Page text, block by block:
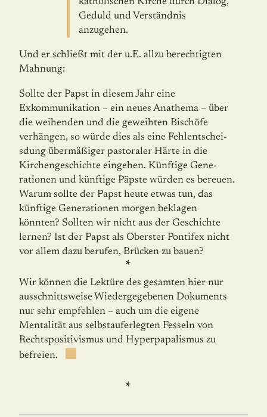
Geduld und Verständnis
anzugehen.
Und er schließt mit der u.E. allzu berechtigten
Mahnung:
Sollte der Papst in diesem Jahr eine
Exkommunikation – ein neues Anathema – über
die weihenden und die geweihten Bischöfe
verhängen, so würde dies als eine Fehlent­schei­­
sdung übermäßiger pastoraler Härte in die
Kirchengeschichte eingehen. Künftige Gene­
rationen und künftige Päpste würden es bereuen.
Warum sollte der Papst heute etwas tun, das
künftige Ge­ne­rationen morgen beklagen
könnten? Sollten wir nicht aus der Geschichte
lernen? Ist der Papst als Oberster Pontifex nicht
vor allem dazu berufen, Brücken zu bauen?
*
Wir können die Lektüre des gesamten hier nur
ausschnittsweise Wiedergegebenen Dokuments
nur sehr empfehlen – auch um die eigene
Mentalität aus selbstauferlegten Fesseln von
Rechtspositivismus und Hyperpapalismus zu
befreien.
*